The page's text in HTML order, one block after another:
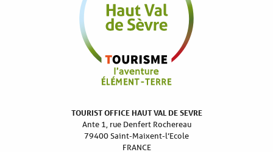
TOURIST OFFICE HAUT VAL DE SEVRE
Ante 1, rue Denfert Rochereau
79400 Saint-Maixent-l’Ecole
FRANCE